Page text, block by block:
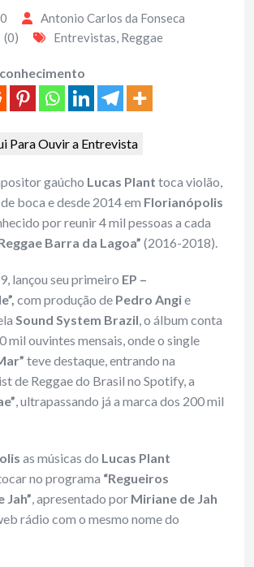
Antonio Carlos da Fonseca
(0) Entrevistas, Reggae
Para Ouvir a Entrevista
gaúcho Lucas Plant toca violão,
boca e desde 2014 em Florianópolis
por reunir 4 mil pessoas a cada
Barra da Lagoa” (2016-2018).
lançou seu primeiro EP –
com produção de Pedro Angie
Sound System Brazil, o álbum conta
mil ouvintes mensais, onde o single
teve destaque, entrando na
de Reggae do Brasil no Spotify, a
, ultrapassando já a marca dos 200 mil
as músicas do Lucas Plant
no programa “Regueiros
Jah”, apresentado por Miriane de Jah
rádio com o mesmo nome do